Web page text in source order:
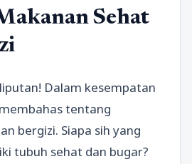
Sehat
Dalam kesempatan
tentang
bergizi. Siapa sih yang
tubuh sehat dan bugar?